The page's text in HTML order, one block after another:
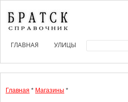
ГЛАВНАЯ УЛИЦЫ
Главная * Магазины *